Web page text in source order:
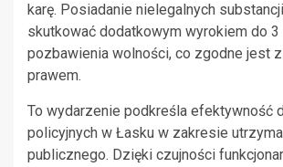
karę. Posiadanie nielegalnych
skutkować dodatkowym wyrokiem do 3
pozbawienia wolności, co zgodne jest
prawem.
To wydarzenie podkreśla efektywność
policyjnych w Łasku w zakresie
publicznego. Dzięki czujności